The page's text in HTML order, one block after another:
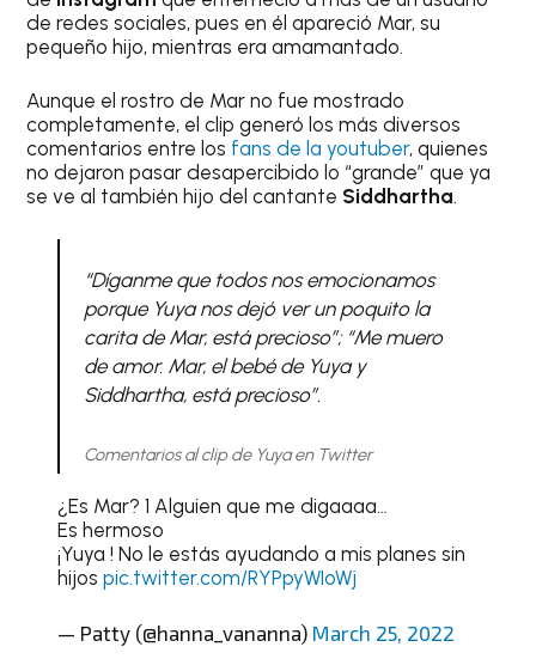
de redes sociales, pues en él apareció Mar, su
pequeño hijo, mientras era amamantado.
Aunque el rostro de Mar no fue mostrado
completamente, el clip generó los más diversos
comentarios entre los fans de la youtuber, quienes
no dejaron pasar desapercibido lo “grande” que ya
se ve al también hijo del cantante Siddhartha.
“Díganme que todos nos emocionamos
porque Yuya nos dejó ver un poquito la
carita de Mar, está precioso”; “Me muero
de amor. Mar, el bebé de Yuya y
Siddhartha, está precioso”.
Comentarios al clip de Yuya en Twitter
¿Es Mar? 1 Alguien que me digaaaa…
Es hermoso
¡Yuya ! No le estás ayudando a mis planes sin
hijos pic.twitter.com/RYPpyWIoWj
— Patty (@hanna_vananna) March 25, 2022